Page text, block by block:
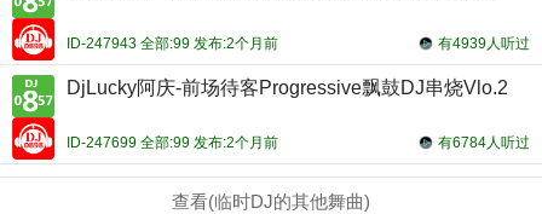
有4939人听过
ID-247943 全部:99 发布:2个月前
DjLucky阿庆-前场待客Progressive飘鼓DJ串烧Vlo.2
有6784人听过
ID-247699 全部:99 发布:2个月前
查看(临时DJ的其他舞曲)